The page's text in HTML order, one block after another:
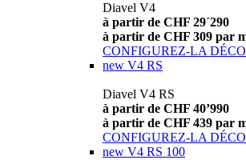
Diavel V4
à partir de CHF 29´290
à partir de CHF 309 par
CONFIGUREZ-LA
new V4 RS
Diavel V4 RS
à partir de CHF 40’990
à partir de CHF 439 par
CONFIGUREZ-LA
new V4 RS 100